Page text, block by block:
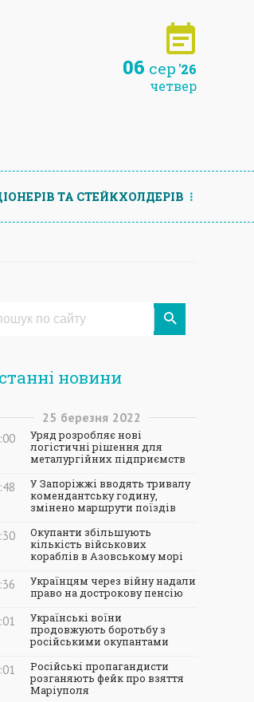
06 сер '26
четвер
ТА СТЕЙКХОЛДЕРIВ
новини
25 березня 2022
Уряд розробляє нові
логістичні рішення для
металургійних підприємств
У Запоріжжі вводять тривалу
комендантську годину,
змінено маршрути поїздів
Окупанти збільшують
кількість військових
кораблів в Азовському морі
Українцям через війну надали
право на дострокову пенсію
Українські воїни
продовжують боротьбу з
російськими окупантами
Російські пропагандисти
розганяють фейк про взяття
Маріуполя